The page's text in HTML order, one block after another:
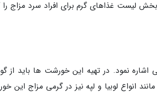
لیست غذاهای گرم برای افراد سرد مزاج را
اشاره نمود. در تهیه این خورشت ها باید از
انواع لوبیا و لپه نیز در گرمی مزاج این